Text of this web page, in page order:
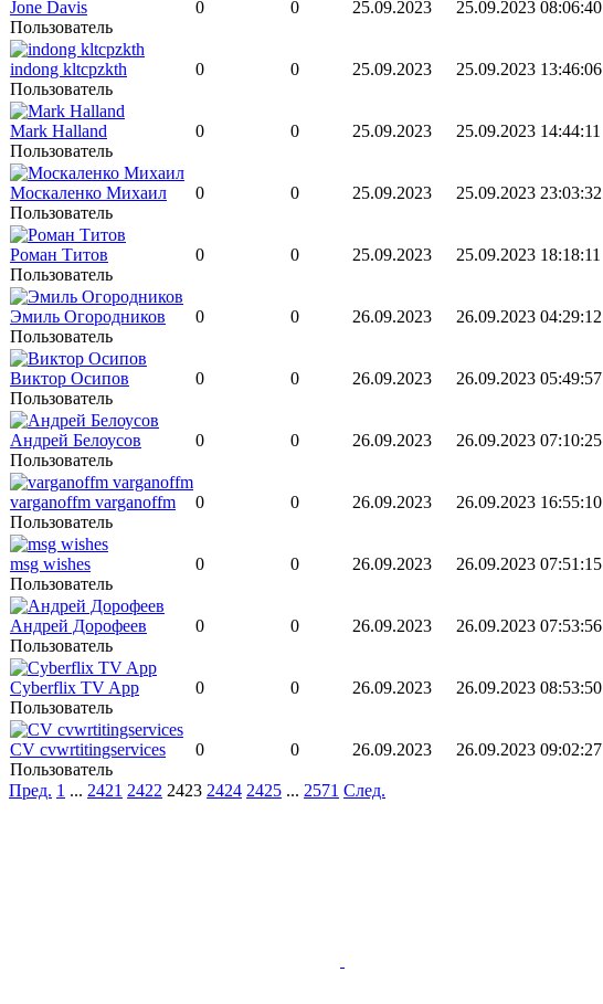
Jone Davis
Пользователь
0 0 25.09.2023 25.09.2023 08:06:40
indong kltcpzkth
Пользователь
0 0 25.09.2023 25.09.2023 13:46:06
Mark Halland
Пользователь
0 0 25.09.2023 25.09.2023 14:44:11
Москаленко Михаил
Пользователь
0 0 25.09.2023 25.09.2023 23:03:32
Роман Титов
Пользователь
0 0 25.09.2023 25.09.2023 18:18:11
Эмиль Огородников
Пользователь
0 0 26.09.2023 26.09.2023 04:29:12
Виктор Осипов
Пользователь
0 0 26.09.2023 26.09.2023 05:49:57
Андрей Белоусов
Пользователь
0 0 26.09.2023 26.09.2023 07:10:25
varganoffm varganoffm
Пользователь
0 0 26.09.2023 26.09.2023 16:55:10
msg wishes
Пользователь
0 0 26.09.2023 26.09.2023 07:51:15
Андрей Дорофеев
Пользователь
0 0 26.09.2023 26.09.2023 07:53:56
Cyberflix TV App
Пользователь
0 0 26.09.2023 26.09.2023 08:53:50
CV cvwrtitingservices
Пользователь
0 0 26.09.2023 26.09.2023 09:02:27
Пред. 1 ... 2421 2422 2423 2424 2425 ... 2571 След.